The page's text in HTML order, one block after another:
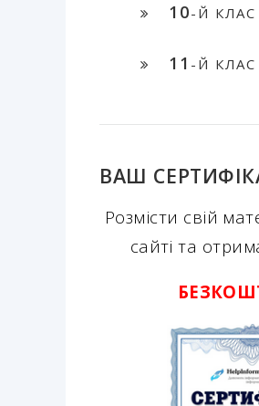
10-Й КЛАС
11 -Й КЛАС
ВАШ
Розмісти свій
сайті та